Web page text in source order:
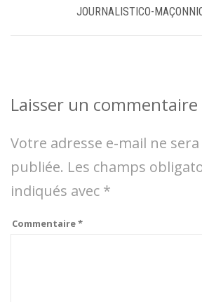
JOURNALISTICO-
Laisser un commentaire
Votre adresse e-mail ne sera
publiée. Les champs
indiqués avec *
Commentaire*